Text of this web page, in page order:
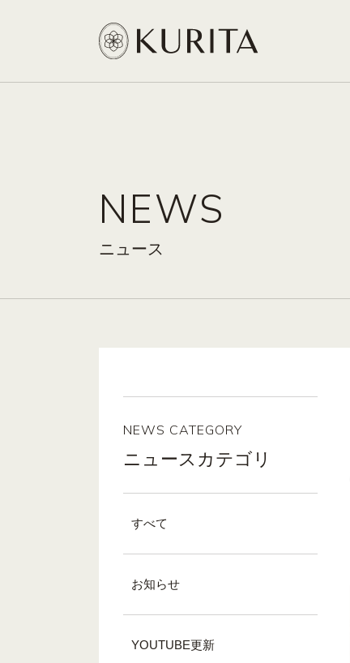
NEWS
ニュース
NEWS CATEGORY
ニュースカテゴリ
すべて
お知らせ
YOUTUBE更新